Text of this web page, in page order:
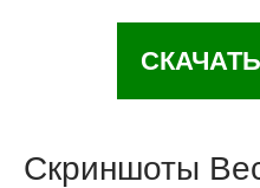
Скриншоты